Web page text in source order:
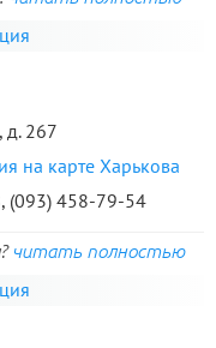
д. 267
на карте Харькова
(093) 458-79-54
читать полностью